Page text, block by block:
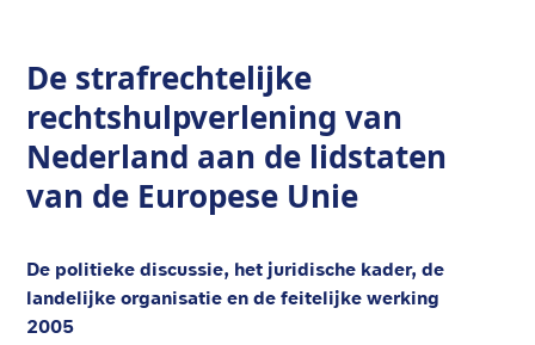
De strafrechtelijke
rechtshulpverlening van
Nederland aan de lidstaten
van de Europese Unie
De politieke discussie, het juridische kader, de
landelijke organisatie en de feitelijke werking
2005